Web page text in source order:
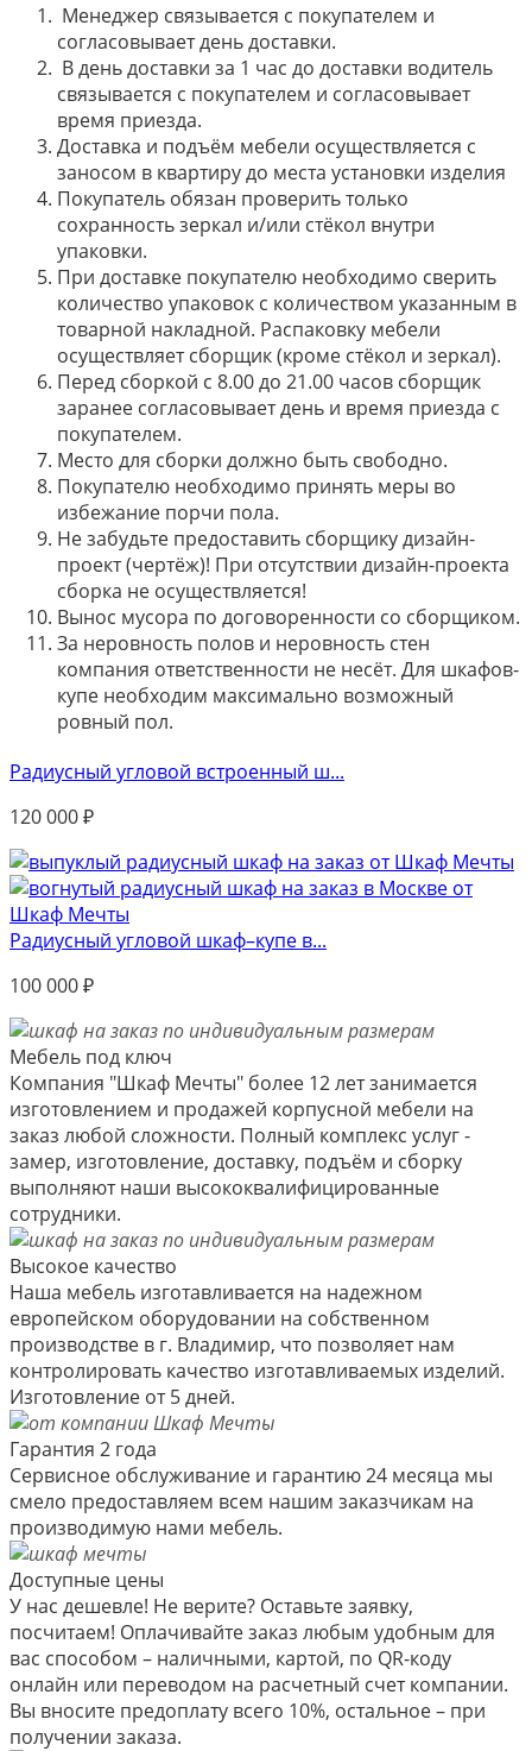
Менеджер связывается с покупателем и
согласовывает день доставки.
В день доставки за 1 час до доставки водитель
связывается с покупателем и согласовывает
время приезда.
Доставка и подъём мебели осуществляется с
заносом в квартиру до места установки изделия
Покупатель обязан проверить только
сохранность зеркал и/или стёкол внутри
упаковки.
При доставке покупателю необходимо сверить
количество упаковок с количеством указанным в
товарной накладной. Распаковку мебели
осуществляет сборщик (кроме стёкол и зеркал).
Перед сборкой с 8.00 до 21.00 часов сборщик
заранее согласовывает день и время приезда с
покупателем.
Место для сборки должно быть свободно.
Покупателю необходимо принять меры во
избежание порчи пола.
Не забудьте предоставить сборщику дизайн-
проект (чертёж)! При отсутствии дизайн-проекта
сборка не осуществляется!
Вынос мусора по договоренности со сборщиком.
За неровность полов и неровность стен
компания ответственности не несёт. Для шкафов-
купе необходим максимально возможный
ровный пол.
Радиусный угловой встроенный ш...
120 000₽
Радиусный угловой шкаф–купе в...
100 000₽
Мебель под ключ
Компания "Шкаф Мечты" более 12 лет занимается
изготовлением и продажей корпусной мебели на
заказ любой сложности. Полный комплекс услуг -
замер, изготовление, доставку, подъём и сборку
выполняют наши высококвалифицированные
сотрудники.
Высокое качество
Наша мебель изготавливается на надежном
европейском оборудовании на собственном
производстве в г. Владимир, что позволяет нам
контролировать качество изготавливаемых изделий.
Изготовление от 5 дней.
Гарантия 2 года
Сервисное обслуживание и гарантию 24 месяца мы
смело предоставляем всем нашим заказчикам на
производимую нами мебель.
Доступные цены
У нас дешевле! Не верите? Оставьте заявку,
посчитаем! Оплачивайте заказ любым удобным для
вас способом – наличными, картой, по QR-коду
онлайн или переводом на расчетный счет компании.
Вы вносите предоплату всего 10%, остальное – при
получении заказа.